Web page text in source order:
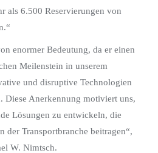
als 6.500 Reservierungen von
enormer Bedeutung, da er einen
Meilenstein in unserem
und disruptive Technologien
Diese Anerkennung motiviert uns,
Lösungen zu entwickeln, die
Transportbranche beitragen“,
W. Nimtsch.